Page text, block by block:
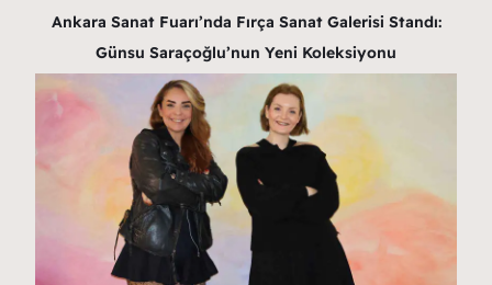
Ankara Sanat Fuarı’nda Fırça Sanat Galerisi Standı:
Günsu Saraçoğlu’nun Yeni Koleksiyonu